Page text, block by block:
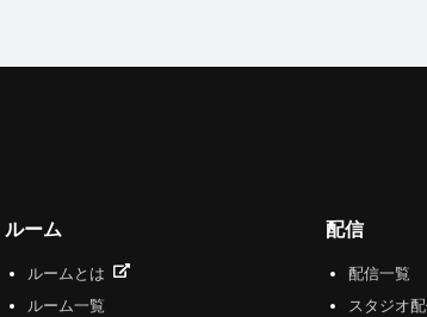
ルーム
ルームとは
ルーム一覧
配信
配信一覧
スタジオ